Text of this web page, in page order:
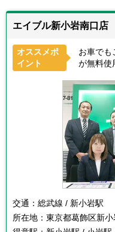
エイブル新小岩南口店
オススメポ
イント
お車でも
が無料使
交通： 総武線 / 新小岩駅
所在地： 東京都葛飾区新